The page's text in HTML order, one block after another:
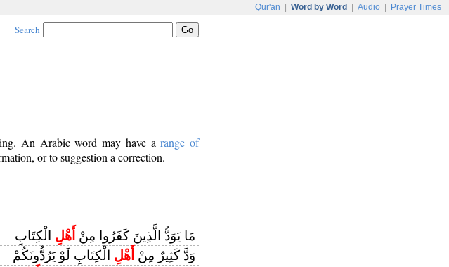
Qur'an Word by Word Audio Prayer Times
Search
An Arabic word may have arange of
or to suggestion a correction.
مَا يَوَدُّ الَّذِينَ كَفَرُوا مِنْ أَهْلِ الْكِتَابِ
وَدَّ كَثِيرٌ مِنْ أَهْلِ الْكِتَابِ لَوْ يَرُدُّونَكُمْ